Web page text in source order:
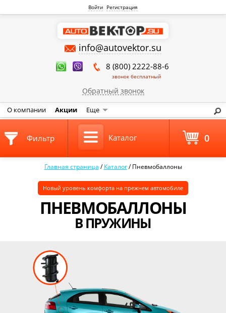
Войти Регистрация
info@autovektor.su
8 (800) 2222-88-6
звонок бесплатный
Обратный звонок
О компании Акции Еще
Главная страница /Каталог /Пневмобаллоны
Новый уровень комфорта на прежнем автомобиле
ПНЕВМОБАЛЛОНЫ
В ПРУЖИНЫ
Фильтр Каталог 0